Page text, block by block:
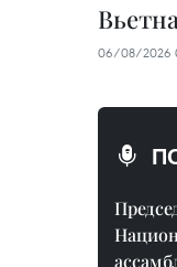
06/08/2026